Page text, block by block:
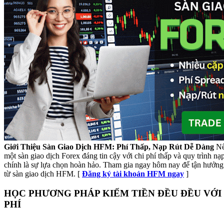
Giới Thiệu Sàn Giao Dịch HFM: Phí Thấp, Nạp Rút Dễ Dàng
một sàn giao dịch Forex đáng tin cậy với chi phí thấp và quy trình
chính là sự lựa chọn hoàn hảo. Tham gia ngay hôm nay để tận
từ sàn giao dịch HFM. [ Đăng ký tài khoản HFM ngay ]
HỌC PHƯƠNG PHÁP KIẾM TIỀN ĐỀU ĐỀU
PHÍ